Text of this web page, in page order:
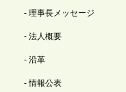
- 理事長メッセージ
- 法人概要
- 沿革
- 情報公表